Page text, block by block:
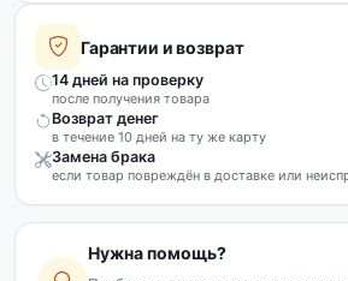
Гарантии и возврат
14 дней на проверку
после получения товара
Возврат денег
в течение 10 дней на ту же карту
Замена брака
если товар повреждён в доставке или
Нужна помощь?